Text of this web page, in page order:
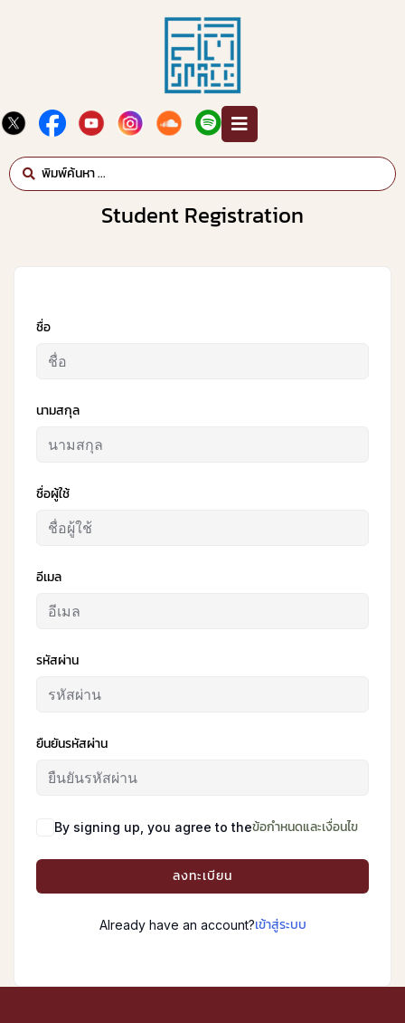
Student Registration
ชื่อ
นามสกุล
ชื่อผู้ใช้
อีเมล
รหัสผ่าน
ยืนยันรหัสผ่าน
By signing up, you agree to theข้อกำหนดและเงื่อนไข
ลงทะเบียน
Already have an account?เข้าสู่ระบบ